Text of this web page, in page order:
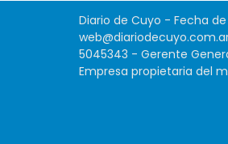
Diario de Cuyo - Fecha
5045343 - Gerente
Empresa propietaria del